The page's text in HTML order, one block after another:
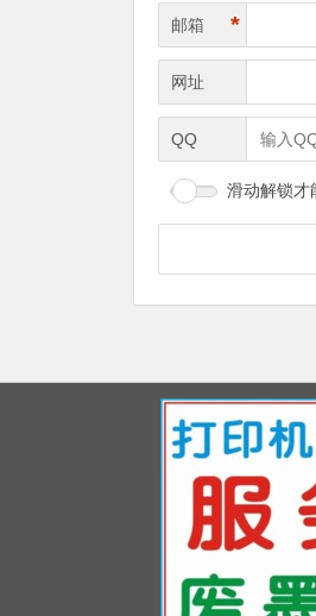
邮箱 *
网址
QQ
滑动解锁才